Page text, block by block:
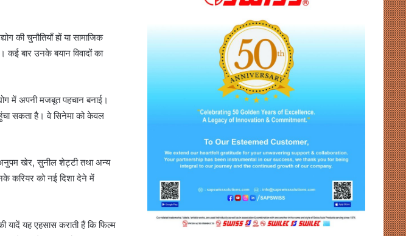
की चुनौतियाँ हों या सामाजिक
बार उनके बयान विवादों का
में अपनी मजबूत पहचान बनाई।
सकता है। वे सिनेमा को केवल
अनुपम खेर, सुनील शेट्टी तथा अन्य
करियर को नई दिशा देने में
यह एहसास कराती हैं कि फिल्म